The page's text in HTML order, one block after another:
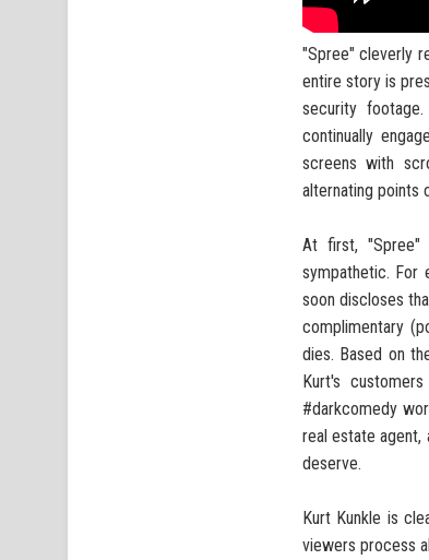
"Spree" cleverly
entire story is
security
continually
screens with
alternating points
At first, "Spree"
sympathetic. For
soon discloses
complimentary
dies. Based on
Kurt's
#darkcomedy
real estate agent,
deserve.
Kurt Kunkle is
viewers process